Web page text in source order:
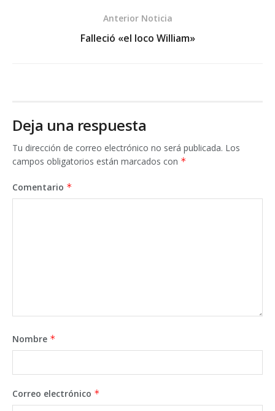
Anterior Noticia
Falleció «el loco William»
Deja una respuesta
Tu dirección de correo electrónico no será publicada. Los
campos obligatorios están marcados con *
Comentario *
Nombre *
Correo electrónico *